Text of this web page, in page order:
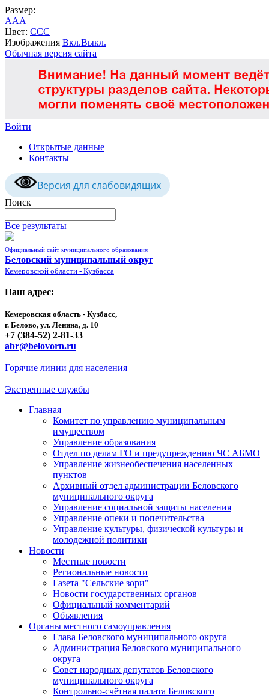
Размер:
AAA
Цвет: CCC
Изображения Вкл.Выкл.
Обычная версия сайта
Войти
Открытые данные
Контакты
Версия для слабовидящих
Поиск
Все результаты
Официальный сайт муниципального образования
Беловский муниципальный округ
Кемеровской области - Кузбасса
Наш адрес:
Кемеровская область - Кузбасс,
г. Белово, ул. Ленина, д. 10
+7 (384-52) 2-81-33
abr@belovorn.ru
Горячие линии для населения
Экстренные службы
Главная
Комитет по управлению муниципальным
имуществом
Управление образования
Отдел по делам ГО и предупреждению ЧС АБМО
Управление жизнеобеспечения населенных
пунктов
Архивный отдел администрации Беловского
муниципального округа
Управление социальной защиты населения
Управление опеки и попечительства
Управление культуры, физической культуры и
молодежной политики
Новости
Местные новости
Региональные новости
Газета "Сельские зори"
Новости государственных органов
Официальный комментарий
Объявления
Органы местного самоуправления
Глава Беловского муниципального округа
Администрация Беловского муниципального
округа
Совет народных депутатов Беловского
муниципального округа
Контрольно-счётная палата Беловского